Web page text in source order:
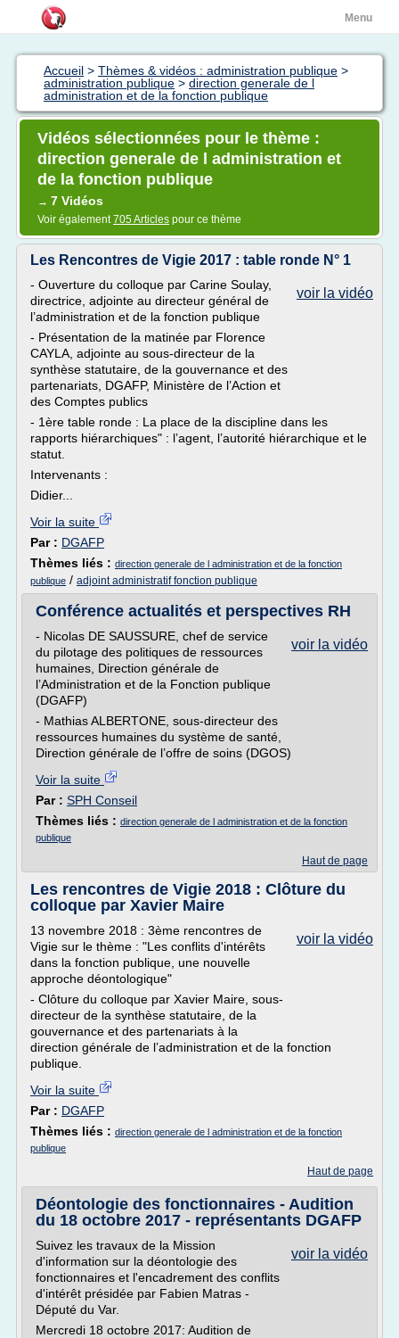
Menu
Accueil > Thèmes & vidéos : administration publique >
administration publique > direction generale de l
administration et de la fonction publique
Vidéos sélectionnées pour le thème :
direction generale de l administration et
de la fonction publique
→ 7 Vidéos
Voir également705 Articles pour ce thème
Les Rencontres de Vigie 2017 : table ronde N° 1
voir la vidéo
- Ouverture du colloque par Carine Soulay,
directrice, adjointe au directeur général de
l’administration et de la fonction publique
- Présentation de la matinée par Florence
CAYLA, adjointe au sous‐directeur de la
synthèse statutaire, de la gouvernance et des
partenariats, DGAFP, Ministère de l’Action et
des Comptes publics
- 1ère table ronde : La place de la discipline dans les
rapports hiérarchiques" : l’agent, l’autorité hiérarchique et le
statut.
Intervenants :
Didier...
Voir la suite
Par : DGAFP
Thèmes liés : direction generale de l administration et de la fonction
publique / adjoint administratif fonction publique
Conférence actualités et perspectives RH
voir la vidéo
- Nicolas DE SAUSSURE, chef de service
du pilotage des politiques de ressources
humaines, Direction générale de
l’Administration et de la Fonction publique
(DGAFP)
- Mathias ALBERTONE, sous-directeur des
ressources humaines du système de santé,
Direction générale de l’offre de soins (DGOS)
Voir la suite
Par : SPH Conseil
Thèmes liés : direction generale de l administration et de la fonction
publique
Haut de page
Les rencontres de Vigie 2018 : Clôture du
colloque par Xavier Maire
voir la vidéo
13 novembre 2018 : 3ème rencontres de
Vigie sur le thème : "Les conflits d'intérêts
dans la fonction publique, une nouvelle
approche déontologique"
- Clôture du colloque par Xavier Maire, sous-
directeur de la synthèse statutaire, de la
gouvernance et des partenariats à la
direction générale de l’administration et de la fonction
publique.
Voir la suite
Par : DGAFP
Thèmes liés : direction generale de l administration et de la fonction
publique
Haut de page
Déontologie des fonctionnaires - Audition
du 18 octobre 2017 - représentants DGAFP
voir la vidéo
Suivez les travaux de la Mission
d'information sur la déontologie des
fonctionnaires et l'encadrement des conflits
d'intérêt présidée par Fabien Matras -
Député du Var.
Mercredi 18 octobre 2017: Audition de